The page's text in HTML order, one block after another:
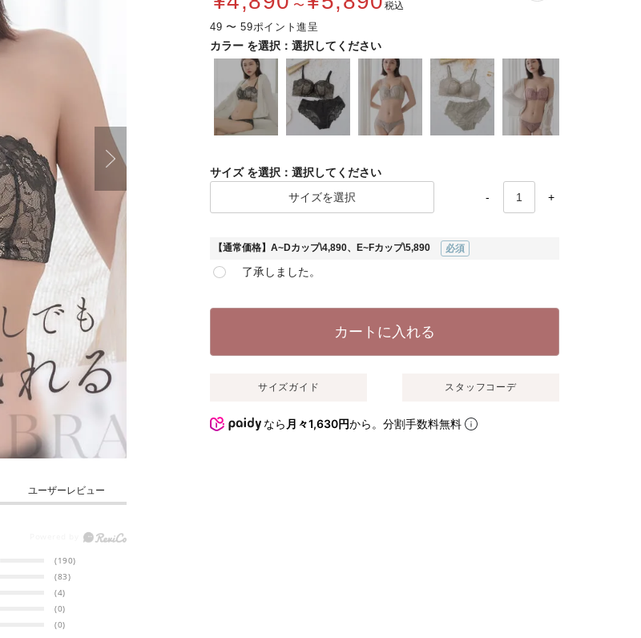
〜 税込
49 〜 59
カラー 選択してください
サイズ
選択してください
-
+
【通常価格】A~Dカップ\4,890、E~Fカップ\5,890
了承しました。
カートに入れる
サイズガイド スタッフコーデ
なら 月々1,630円から。分割手数料無料
ユーザーレビュー
(190)
(83)
(4)
(0)
(0)